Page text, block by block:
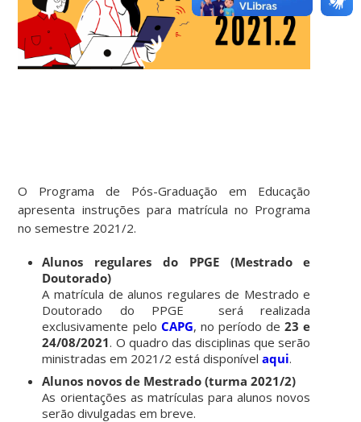
O Programa de Pós-Graduação em Educação
apresenta instruções para matrícula no Programa
no semestre 2021/2.
Alunos regulares do PPGE (Mestrado e
Doutorado)
A matrícula de alunos regulares de Mestrado e
Doutorado do PPGE será realizada
exclusivamente pelo CAPG, no período de23 e
24/08/2021. O quadro das disciplinas que serão
ministradas em 2021/2 está disponívelaqui.
Alunos novos de Mestrado (turma 2021/2)
As orientações as matrículas para alunos novos
serão divulgadas em breve.